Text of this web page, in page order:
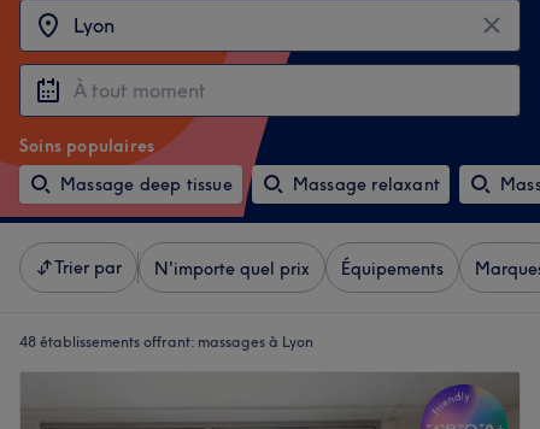
Soins populaires
Massage deep tissue
Massage relaxant
Trier par N'importe quel prix Équipements
48 établissements offrant: massages à Lyon